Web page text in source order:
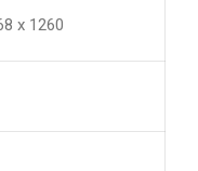
x 1260